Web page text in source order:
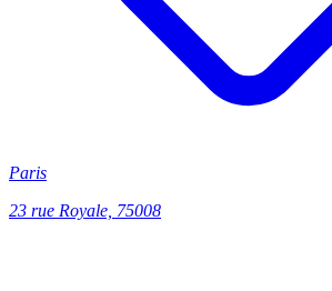
Paris
23 rue Royale, 75008